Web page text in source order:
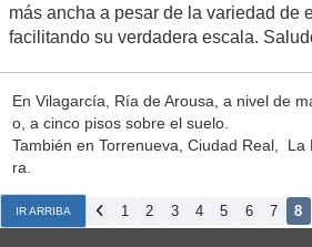
más ancha a pesar de la variedad de
facilitando su verdadera escala.
En Vilagarcía, Ría de Arousa, a nivel de
o, a cinco pisos sobre el suelo.
También en Torrenueva, Ciudad Real,
ra.
IR ARRIBA 1 2 3 4 5 6 7 8